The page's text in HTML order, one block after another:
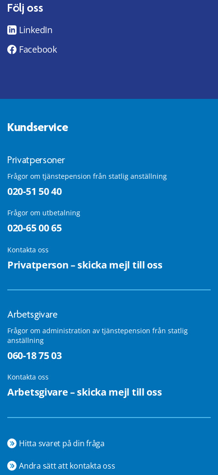
Följ oss
LinkedIn
Facebook
Kundservice
Privatpersoner
Frågor om tjänstepension från statlig anställning
020-51 50 40
Frågor om utbetalning
020-65 00 65
Kontakta oss
Privatperson – skicka mejl till oss
Arbetsgivare
Frågor om administration av tjänstepension från statlig
anställning
060-18 75 03
Kontakta oss
Arbetsgivare – skicka mejl till oss
Hitta svaret på din fråga
Andra sätt att kontakta oss